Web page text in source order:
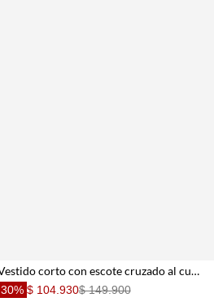
Vestido corto con escote cruzado al cuello en beige y negro para mujer
30% $ 104.930$ 149.900